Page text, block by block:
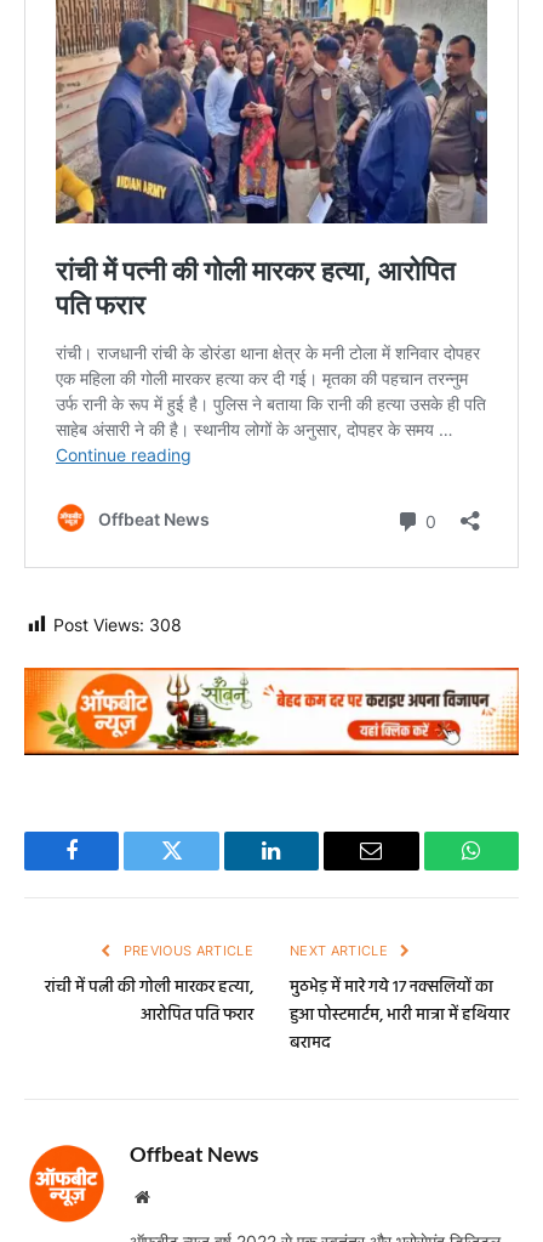
Post Views: 308
Facebook Twitter LinkedIn Email
PREVIOUS ARTICLE
रांची में पत्नी की गोली मारकर हत्या,
आरोपित पति फरार
NEXT ARTICLE
मुठभेड़ में मारे गये 17 नक्सलियों का
हुआ पोस्टमार्टम, भारी मात्रा में हथियार
बरामद
Offbeat News
Website